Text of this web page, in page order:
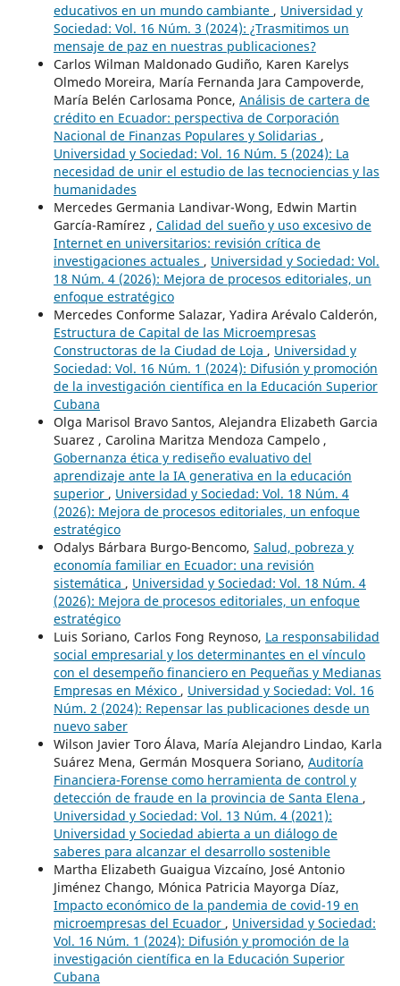
educativos en un mundo cambiante , Universidad y
Sociedad: Vol. 16 Núm. 3 (2024): ¿Trasmitimos un
mensaje de paz en nuestras publicaciones?
Carlos Wilman Maldonado Gudiño, Karen Karelys
Olmedo Moreira, María Fernanda Jara Campoverde,
María Belén Carlosama Ponce, Análisis de cartera de
crédito en Ecuador: perspectiva de Corporación
Nacional de Finanzas Populares y Solidarias ,
Universidad y Sociedad: Vol. 16 Núm. 5 (2024): La
necesidad de unir el estudio de las tecnociencias y las
humanidades
Mercedes Germania Landivar-Wong, Edwin Martin
García-Ramírez , Calidad del sueño y uso excesivo de
Internet en universitarios: revisión crítica de
investigaciones actuales , Universidad y Sociedad: Vol.
18 Núm. 4 (2026): Mejora de procesos editoriales, un
enfoque estratégico
Mercedes Conforme Salazar, Yadira Arévalo Calderón,
Estructura de Capital de las Microempresas
Constructoras de la Ciudad de Loja , Universidad y
Sociedad: Vol. 16 Núm. 1 (2024): Difusión y promoción
de la investigación científica en la Educación Superior
Cubana
Olga Marisol Bravo Santos, Alejandra Elizabeth Garcia
Suarez , Carolina Maritza Mendoza Campelo ,
Gobernanza ética y rediseño evaluativo del
aprendizaje ante la IA generativa en la educación
superior , Universidad y Sociedad: Vol. 18 Núm. 4
(2026): Mejora de procesos editoriales, un enfoque
estratégico
Odalys Bárbara Burgo-Bencomo, Salud, pobreza y
economía familiar en Ecuador: una revisión
sistemática , Universidad y Sociedad: Vol. 18 Núm. 4
(2026): Mejora de procesos editoriales, un enfoque
estratégico
Luis Soriano, Carlos Fong Reynoso, La responsabilidad
social empresarial y los determinantes en el vínculo
con el desempeño financiero en Pequeñas y Medianas
Empresas en México , Universidad y Sociedad: Vol. 16
Núm. 2 (2024): Repensar las publicaciones desde un
nuevo saber
Wilson Javier Toro Álava, María Alejandro Lindao, Karla
Suárez Mena, Germán Mosquera Soriano, Auditoría
Financiera-Forense como herramienta de control y
detección de fraude en la provincia de Santa Elena ,
Universidad y Sociedad: Vol. 13 Núm. 4 (2021):
Universidad y Sociedad abierta a un diálogo de
saberes para alcanzar el desarrollo sostenible
Martha Elizabeth Guaigua Vizcaíno, José Antonio
Jiménez Chango, Mónica Patricia Mayorga Díaz,
Impacto económico de la pandemia de covid-19 en
microempresas del Ecuador , Universidad y Sociedad:
Vol. 16 Núm. 1 (2024): Difusión y promoción de la
investigación científica en la Educación Superior
Cubana